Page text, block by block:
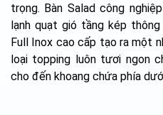
trọng. Bàn Salad công
lạnh quạt gió tầng kép
Full Inox cao cấp tạo ra một
loại topping luôn tươi ngon
cho đến khoang chứa phía